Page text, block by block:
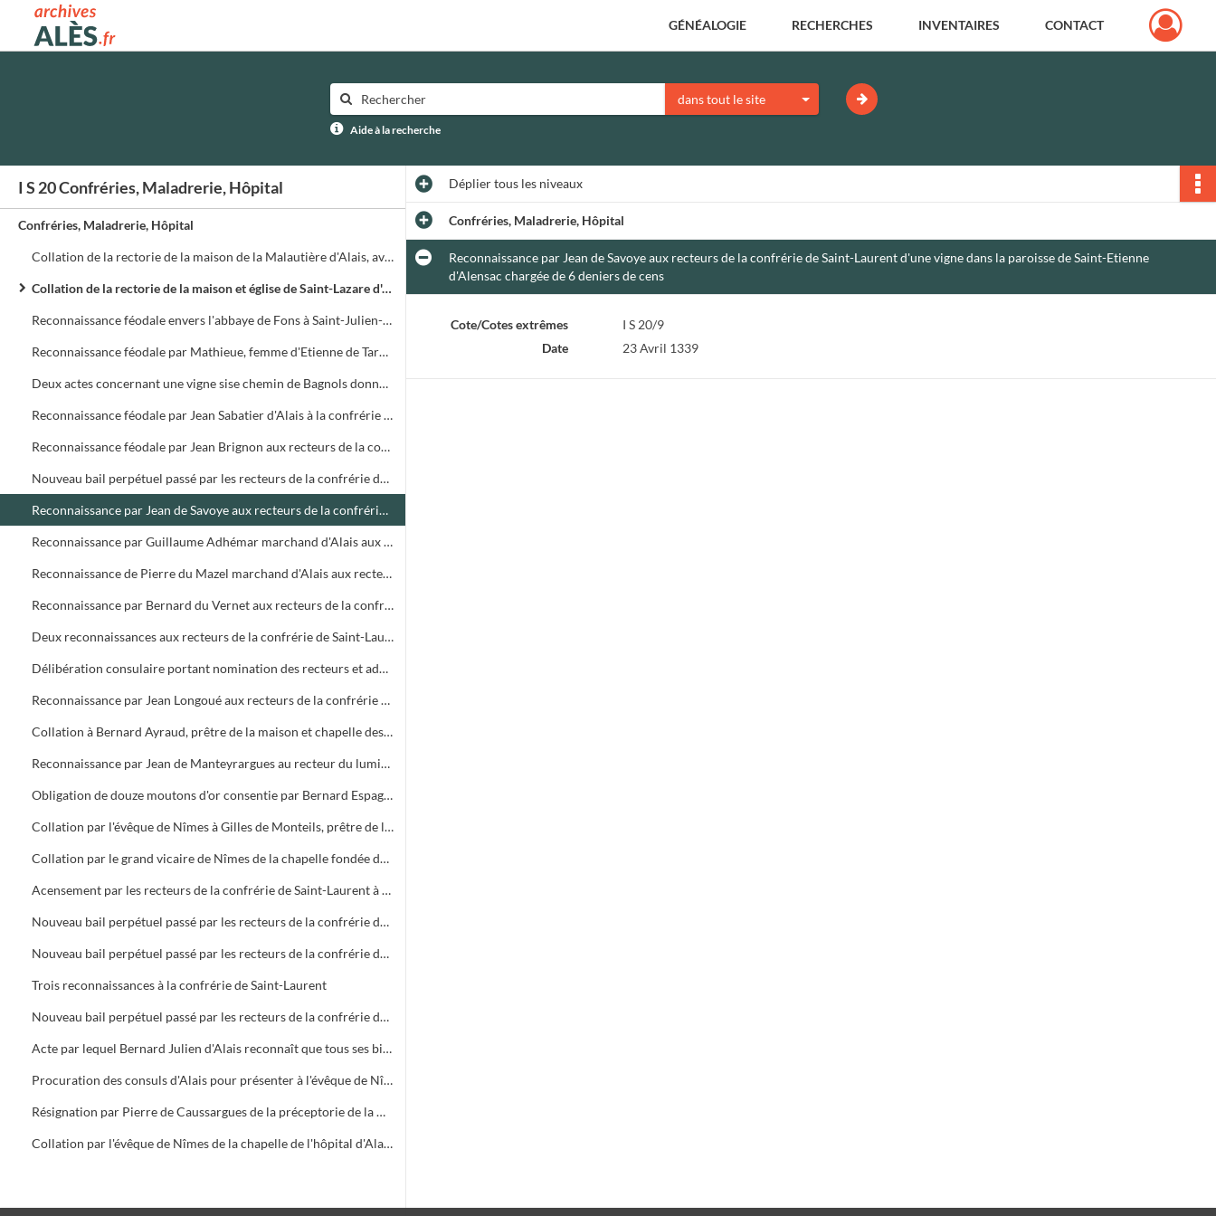
Archives municipales d'Alès GÉNÉALOGIE RECHERCHES INVENTAIRES CONTACT
dans tout le site
Aide à la recherche
I S 20 Confréries, Maladrerie, Hôpital
Confréries, Maladrerie, Hôpital
Collation de la rectorie de la maison de la Malautière d'Alais, avec l'inventaire des meubles de la dite maison
Collation de la rectorie de la maison et église de Saint-Lazare d'Alais à Hugues del Prior, diacre
Reconnaissance féodale envers l'abbaye de Fons à Saint-Julien-de-Valgalgues
Reconnaissance féodale par Mathieue, femme d'Etienne de Taraud aux recteurs de la confrérie de Saint-Laurent d'une vigne dans la paroisse de Saint-Etienne d'Alensac chargée de 6 deniers de cens
Deux actes concernant une vigne sise chemin de Bagnols donnée à cens par les recteurs de la confrérie de Saint-Laurent
Reconnaissance féodale par Jean Sabatier d'Alais à la confrérie de Saint-Vincent d'une vigne dans la paroisse de Saint-Alban au terroir de Beaucaire chargée de 4 deniers de cens
Reconnaissance féodale par Jean Brignon aux recteurs de la confrérie de Saint-Laurent d'une vigne dans la paroisse de Saint-Etienne d'Alensac chargée de 9 deniers de cens
Nouveau bail perpétuel passé par les recteurs de la confrérie de Saint-Vincent à Pons de Plasent de la paroisse de Saint-André de Salindres d'une terre dans la dite paroisse à charge de 12 deniers tz de cens
Reconnaissance par Jean de Savoye aux recteurs de la confrérie de Saint-Laurent d'une vigne dans la paroisse de Saint-Etienne d'Alensac chargée de 6 deniers de cens
Reconnaissance par Guillaume Adhémar marchand d'Alais aux recteurs de la confrérie de Saint-Laurent d'un champ dans la paroisse de Saint-Etienne d'Alensac chargé de 8 deniers de cens
Reconnaissance de Pierre du Mazel marchand d'Alais aux recteurs de la confrérie de Saint-Laurent d'une vigne dans la paroisse de Saint-Etienne d'Alensac chargée de 6 deniers de cens
Reconnaissance par Bernard du Vernet aux recteurs de la confrérie de Saint-Laurent d'une vigne au valat de Lasloues chargée de 9 deniers de cens
Deux reconnaissances aux recteurs de la confrérie de Saint-Laurent de pièces de vigne situées dans la paroisse de St-Etienne d'Alensac
Délibération consulaire portant nomination des recteurs et administrateurs des lépreux de l'Hôpital d'Alais dit maison de Saint-Lazare
Reconnaissance par Jean Longoué aux recteurs de la confrérie de Saint-Laurent d'une pièce de terre dans la paroisse de Saint-Etienne d'Alensac chargée de 2 deniers de cens
Collation à Bernard Ayraud, prêtre de la maison et chapelle des lépreux dit de la Maladrerie près d'Alais
Reconnaissance par Jean de Manteyrargues au recteur du luminaire de Notre-Dame de l'église paroissiale d'Alais d'une pièce de terre sise au triol de Garnier sous la cense de 5 sous 7 deniers obole
Obligation de douze moutons d'or consentie par Bernard Espagnac, boucher d'Alais aux recteurs de l'hôpital de la Ville
Collation par l'évêque de Nîmes à Gilles de Monteils, prêtre de la chapelle fondée dans l'hôpital d'Alais par Jean de Monteils drapier de la Ville
Collation par le grand vicaire de Nîmes de la chapelle fondée dans l'hôpital d'Alais par Jean de Monteils drapier
Acensement par les recteurs de la confrérie de Saint-Laurent à Jean Almeras du mas des Espinaux d'une pièce de terre dans la paroisse de Saint-Etienne d'Alensac à la charge de 4 deniers de cens
Nouveau bail perpétuel passé par les recteurs de la confrérie de Saint-Laurent à Guillaume de Gimans d'une terre dans la paroisse de Saint-Etienne d'Alensac à la charge de 4 sous de cens
Nouveau bail perpétuel passé par les recteurs de la confrérie de Saint-Laurent à Antoine d'Atuech d'une pièce de terre dans la paroisse de Saint-Etienne d'Alensac à la charge de 3 sous 6 deniers de cens
Trois reconnaissances à la confrérie de Saint-Laurent
Nouveau bail perpétuel passé par les recteurs de la confrérie de Saint-Laurent à Philippe Pate du Mas des Espinaux d'une terre dans la paroisse de Saint-Etienne d'Alensac à la charge d'une émine de froment chaque année
Acte par lequel Bernard Julien d'Alais reconnaît que tous ses biens sont obligés au paiement d'une émine de froment léguée par ses parents pour le luminaire de la chapelle Notre-Dame dans l'église paroissiale Saint-Jean
Procuration des consuls d'Alais pour présenter à l'évêque de Nîmes Me Bernard Borrel, prêtre comme recteur de la maison des infirmes de Saint-Lazare d'Alais
Résignation par Pierre de Caussargues de la préceptorie de la maison des lépreux et de la chapelle de Saint-Lazare entre les mains des consuls d'Alais, patrons de la dite chapelle
Collation par l'évêque de Nîmes de la chapelle de l'hôpital d'Alais à la présentation et nomination des consuls en tant que patrons
Dépliertous les niveaux
Confréries, Maladrerie, Hôpital
Reconnaissance par Jean de Savoye aux recteurs de la confrérie de Saint-Laurent d'une vigne dans la paroisse de Saint-Etienne
d'Alensac chargée de 6 deniers de cens
Cote/Cotes extrêmes
I S 20/9
Date
23 Avril 1339